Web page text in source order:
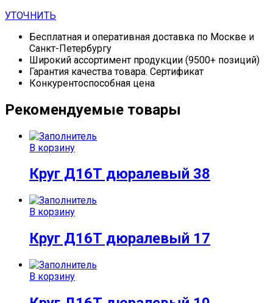
УТОЧНИТЬ
Бесплатная и оперативная доставка по Москве и
Санкт-Петербургу
Широкий ассортимент продукции (9500+ позиций)
Гарантия качества товара. Сертификат
Конкурентоспособная цена
Рекомендуемые товары
В корзину
Круг Д16Т дюралевый 38
В корзину
Круг Д16Т дюралевый 17
В корзину